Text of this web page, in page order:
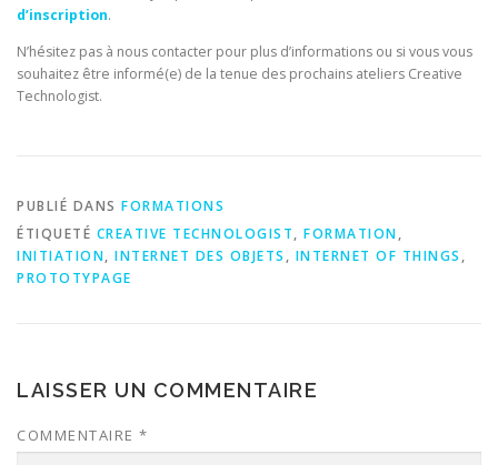
d’inscription.
N’hésitez pas à nous contacter pour plus d’informations ou si vous vous
souhaitez être informé(e) de la tenue des prochains ateliers Creative
Technologist.
PUBLIÉ DANS FORMATIONS
ÉTIQUETÉ CREATIVE TECHNOLOGIST, FORMATION,
INITIATION, INTERNET DES OBJETS , INTERNET OF THINGS ,
PROTOTYPAGE
LAISSER UN COMMENTAIRE
COMMENTAIRE *